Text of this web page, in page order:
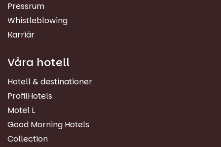
Pressrum
Whistleblowing
Karriär
Våra hotell
Hotell & destinationer
ProfilHotels
Motel L
Good Morning Hotels
Collection